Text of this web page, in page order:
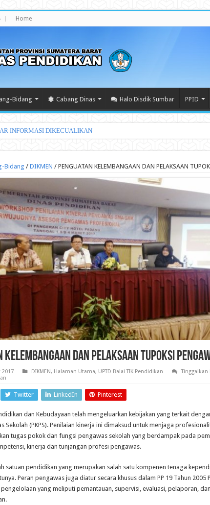
Home
Bidang Cabang Dinas Halo Disdik Sumbar PPID
INFORMASI DIKECUALIKAN
Bidang / DIKMEN / PENGUATAN KELEMBANGAAN DAN PELAKSAAN
KELEMBANGAAN DAN PELAKSAAN TUPOKSI
2017 DIKMEN, Halaman Utama, UPTD Balai TIK Pendidikan
Twitter LinkedIn Pinterest
dan Kebudayaan telah mengeluarkan kebijakan yang terkait
Sekolah (PKPS). Penilaian kinerja ini dimaksud untuk menjaga
tugas pokok dan fungsi pengawas sekolah yang berdampak pada
kinerja dan tunjangan profesi pengawas.
satuan pendidikan yang merupakan salah satu kompenen tenaga
Peran pengawas juga diatur secara khusus dalam PP 19 Tahun 2005
yang meliputi pemantauan, supervisi, evaluasi, pelaporan,